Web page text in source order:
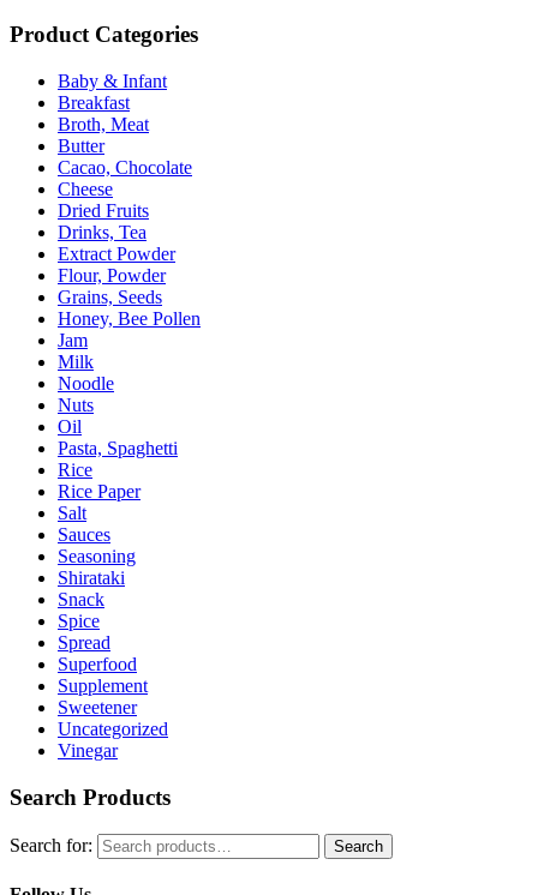
Product Categories
Baby & Infant
Breakfast
Broth, Meat
Butter
Cacao, Chocolate
Cheese
Dried Fruits
Drinks, Tea
Extract Powder
Flour, Powder
Grains, Seeds
Honey, Bee Pollen
Jam
Milk
Noodle
Nuts
Oil
Pasta, Spaghetti
Rice
Rice Paper
Salt
Sauces
Seasoning
Shirataki
Snack
Spice
Spread
Superfood
Supplement
Sweetener
Uncategorized
Vinegar
Search Products
Search for: Search